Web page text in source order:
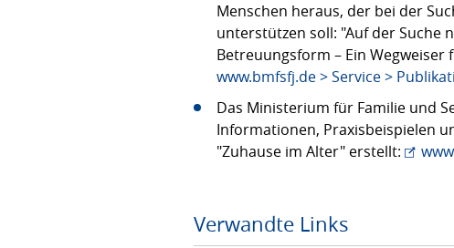
Menschen heraus, der bei der
unterstützen soll: "Auf der Suche
Betreuungsform – Ein
www.bmfsfj.de > Service >
Das Ministerium für Familie und
Informationen, Praxisbeispielen
"Zuhause im Alter" erstellt:
Verwandte Links